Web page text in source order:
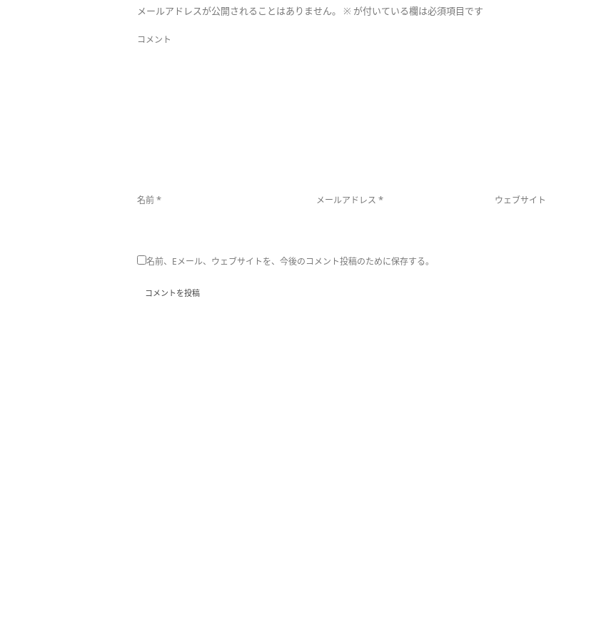
メールアドレスが公開されることはありません。 ※ が付いている欄は必須項目です
コメント
名前* メールアドレス * ウェブサイト
名前、Eメール、ウェブサイトを、今後のコメント投稿のために保存する。